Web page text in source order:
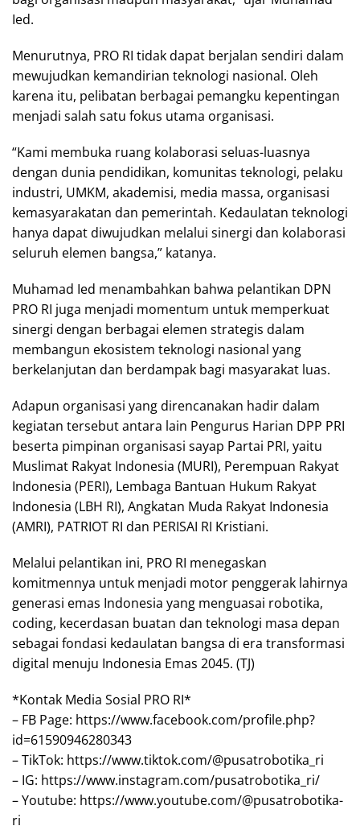
Ied.
Menurutnya, PRO RI tidak dapat berjalan sendiri dalam
mewujudkan kemandirian teknologi nasional. Oleh
karena itu, pelibatan berbagai pemangku kepentingan
menjadi salah satu fokus utama organisasi.
“Kami membuka ruang kolaborasi seluas-luasnya
dengan dunia pendidikan, komunitas teknologi, pelaku
industri, UMKM, akademisi, media massa, organisasi
kemasyarakatan dan pemerintah. Kedaulatan teknologi
hanya dapat diwujudkan melalui sinergi dan kolaborasi
seluruh elemen bangsa,” katanya.
Muhamad Ied menambahkan bahwa pelantikan DPN
PRO RI juga menjadi momentum untuk memperkuat
sinergi dengan berbagai elemen strategis dalam
membangun ekosistem teknologi nasional yang
berkelanjutan dan berdampak bagi masyarakat luas.
Adapun organisasi yang direncanakan hadir dalam
kegiatan tersebut antara lain Pengurus Harian DPP PRI
beserta pimpinan organisasi sayap Partai PRI, yaitu
Muslimat Rakyat Indonesia (MURI), Perempuan Rakyat
Indonesia (PERI), Lembaga Bantuan Hukum Rakyat
Indonesia (LBH RI), Angkatan Muda Rakyat Indonesia
(AMRI), PATRIOT RI dan PERISAI RI Kristiani.
Melalui pelantikan ini, PRO RI menegaskan
komitmennya untuk menjadi motor penggerak lahirnya
generasi emas Indonesia yang menguasai robotika,
coding, kecerdasan buatan dan teknologi masa depan
sebagai fondasi kedaulatan bangsa di era transformasi
digital menuju Indonesia Emas 2045. (TJ)
*Kontak Media Sosial PRO RI*
– FB Page: https://www.facebook.com/profile.php?
id=61590946280343
– TikTok: https://www.tiktok.com/@pusatrobotika_ri
– IG: https://www.instagram.com/pusatrobotika_ri/
– Youtube: https://www.youtube.com/@pusatrobotika-
ri